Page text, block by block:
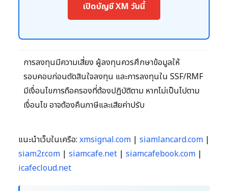
เปิดบัญชี XM วันนี้
การลงทุนมีความเสี่ยง ผู้ลงทุนควรศึกษาข้อมูลให้
รอบคอบก่อนตัดสินใจลงทุน และการลงทุนใน SSF/RMF
มีเงื่อนไขการถือครองที่ต้องปฏิบัติตาม หากไม่เป็นไปตาม
เงื่อนไข อาจต้องคืนภาษีและเสียค่าปรับ
แนะนำเว็บในเครือ: xmsignal.com | siamlancard.com |
siam2r.com | siamcafe.net | siamcafebook.com |
icafecloud.net